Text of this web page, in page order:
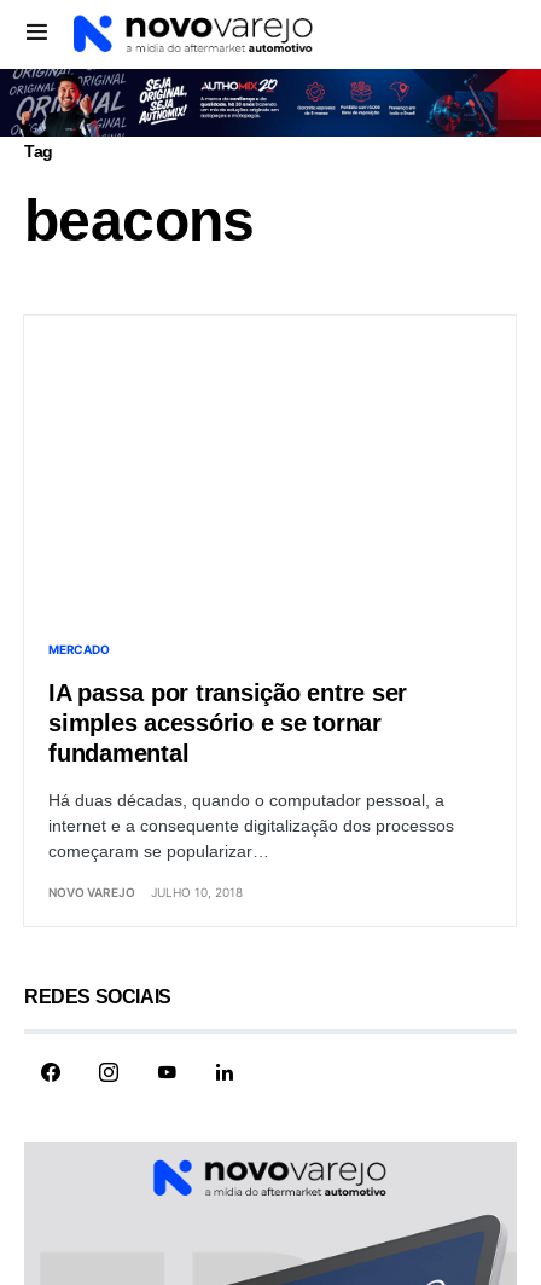
Tag
beacons
MERCADO
IA passa por transição entre ser
simples acessório e se tornar
fundamental
Há duas décadas, quando o computador pessoal, a
internet e a consequente digitalização dos processos
começaram se popularizar…
NOVO VAREJO JULHO 10, 2018
REDES SOCIAIS